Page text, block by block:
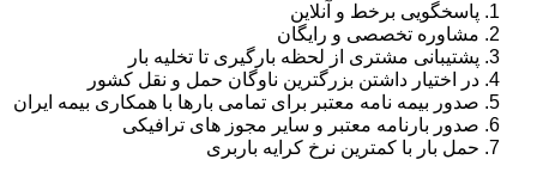
پاسخگویی برخط و آنلاین
مشاوره تخصصی و رایگان
پشتیبانی مشتری از لحظه بارگیری تا تخلیه بار
در اختیار داشتن بزرگترین ناوگان حمل و نقل کشور
صدور بیمه نامه معتبر برای تمامی بارها با همکاری بیمه ایران
صدور بارنامه معتبر و سایر مجوز های ترافیکی
حمل بار با کمترین نرخ کرایه باربری